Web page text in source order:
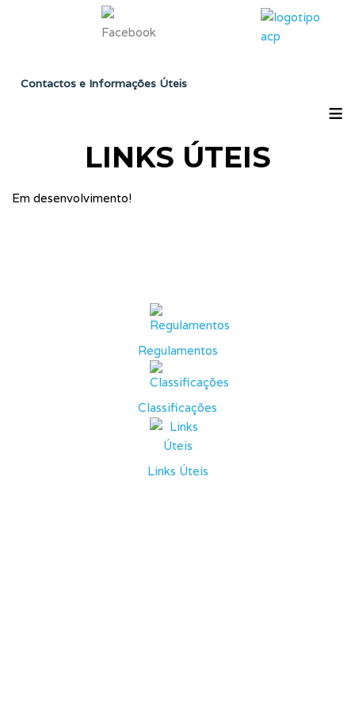
Contactos e Informações Úteis
≡
LINKS ÚTEIS
Em desenvolvimento!
Regulamentos
Classificações
Links Úteis